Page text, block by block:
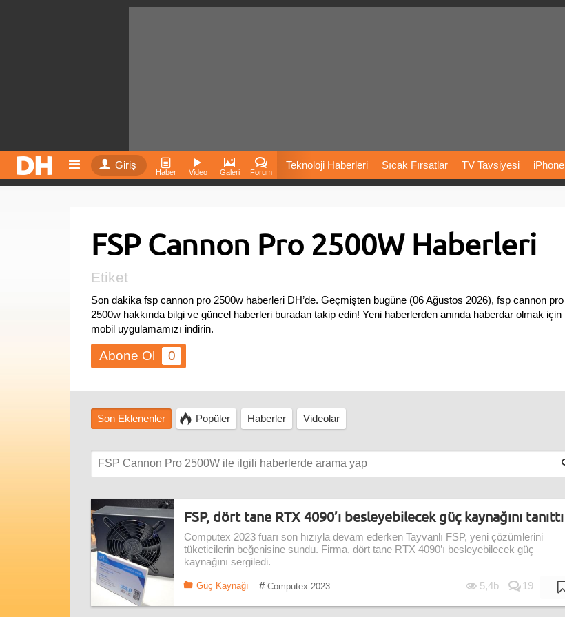
Giriş
Haber Video Galeri Forum
Teknoloji Haberleri Sıcak Fırsatlar TV Tavsiyesi iPhone
Fiyatları Vizyondaki Filmler Bitcoin Önerileri
FSP Cannon Pro 2500W Haberleri
Etiket
Son dakika fsp cannon pro 2500w haberleri DH’de. Geçmişten bugüne (06 Ağustos 2026), fsp cannon pro
2500w hakkında bilgi ve güncel haberleri buradan takip edin! Yeni haberlerden anında haberdar olmak için
mobil uygulamamızı indirin.
0
Son Eklenenler Popüler Haberler Videolar
FSP, dört tane RTX 4090’ı besleyebilecek güç kaynağını tanıttı
Computex 2023 fuarı son hızıyla devam ederken Tayvanlı FSP, yeni çözümlerini
tüketicilerin beğenisine sundu. Firma, dört tane RTX 4090’ı besleyebilecek güç
kaynağını sergiledi.
Güç Kaynağı # Computex 2023 5,4b 19